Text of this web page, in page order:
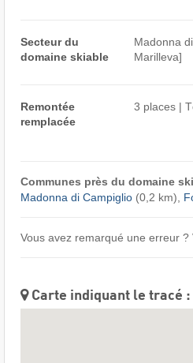
Secteur du
domaine skiable
Madonna
Marilleva]
Remontée
remplacée
3 places |
Communes près du domaine
Madonna di Campiglio(0,2 km),
Vous avez remarqué une erreur ?
Carte indiquant le tracé :